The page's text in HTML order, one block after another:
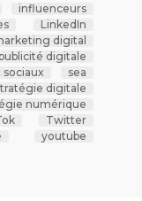
influenceurs
LinkedIn
digital
digitale
sociaux
sea
digitale
numérique
Twitter
youtube